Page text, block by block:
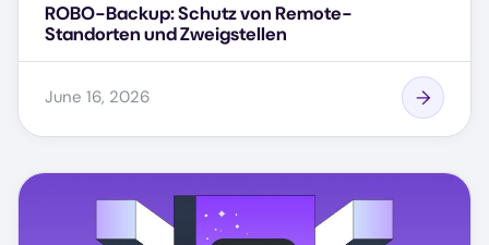
ROBO-Backup: Schutz von Remote-
Standorten und Zweigstellen
June 16, 2026